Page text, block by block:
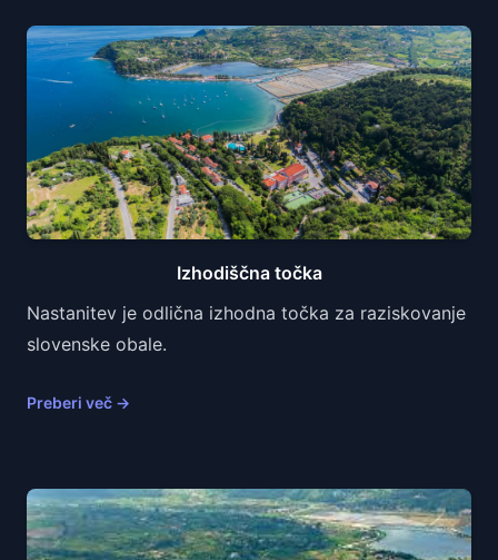
Izhodiščna točka
Nastanitev je odlična izhodna točka za raziskovanje
slovenske obale.
Preberi več →